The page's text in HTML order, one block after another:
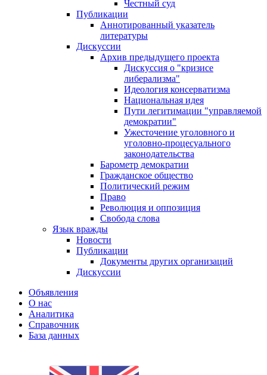
Честный суд
Публикации
Аннотированный указатель
литературы
Дискуссии
Архив предыдущего проекта
Дискуссия о "кризисе
либерализма"
Идеология консерватизма
Национальная идея
Пути легитимации "управляемой
демократии"
Ужесточение уголовного и
уголовно-процесуального
законодательства
Барометр демократии
Гражданское общество
Политический режим
Право
Революция и оппозиция
Свобода слова
Язык вражды
Новости
Публикации
Документы других организаций
Дискуссии
Объявления
О нас
Аналитика
Справочник
База данных